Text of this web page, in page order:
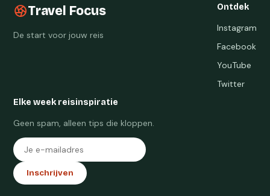
Travel Focus
De start voor jouw reis
Ontdek
Instagram
Facebook
YouTube
Twitter
Elke week reisinspiratie
Geen spam, alleen tips die kloppen.
Inschrijven